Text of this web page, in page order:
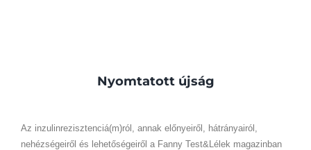
Nyomtatott újság
Az inzulinrezisztenciá(m)ról, annak előnyeiről, hátrányairól,
nehézségeiről és lehetőségeiről a Fanny Test&Lélek magazinban